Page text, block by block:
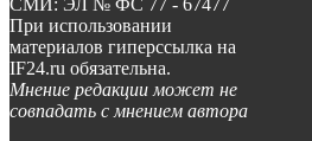
СМИ: ЭЛ № ФС 77 - 67477
При использовании
материалов гиперссылка на
IF24.ru обязательна.
Мнение редакции может не
совпадать с мнением автора